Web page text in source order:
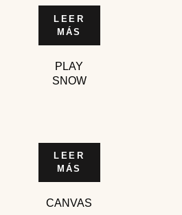
LEER
MÁS
PLAY
SNOW
LEER
MÁS
CANVAS